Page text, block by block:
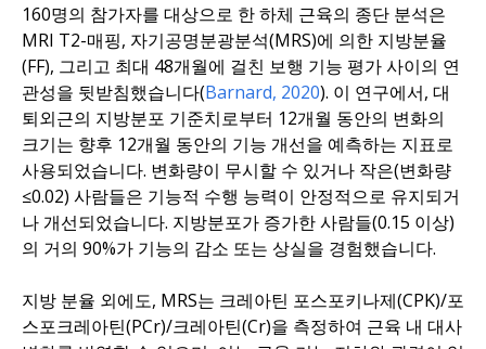
160명의 참가자를 대상으로 한 하체 근육의 종단 분석은
MRI T2-매핑, 자기공명분광분석(MRS)에 의한 지방분율
(FF), 그리고 최대 48개월에 걸친 보행 기능 평가 사이의 연
관성을 뒷받침했습니다(Barnard, 2020). 이 연구에서, 대
퇴외근의 지방분포 기준치로부터 12개월 동안의 변화의
크기는 향후 12개월 동안의 기능 개선을 예측하는 지표로
사용되었습니다. 변화량이 무시할 수 있거나 작은(변화량
≤0.02) 사람들은 기능적 수행 능력이 안정적으로 유지되거
나 개선되었습니다. 지방분포가 증가한 사람들(0.15 이상)
의 거의 90%가 기능의 감소 또는 상실을 경험했습니다.
지방 분율 외에도, MRS는 크레아틴 포스포키나제(CPK)/포
스포크레아틴(PCr)/크레아틴(Cr)을 측정하여 근육 내 대사